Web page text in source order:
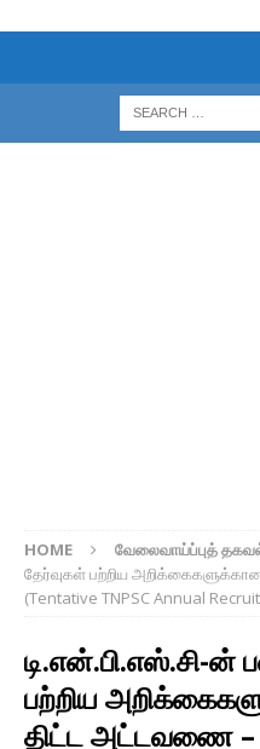
HOME வேலைவாய்ப்புத்
தேர்வுகள் பற்றிய
(Tentative TNPSC Annual
டி.என்.பி.எஸ்.சி-ன்
பற்றிய
திட்ட அட்டவணை –